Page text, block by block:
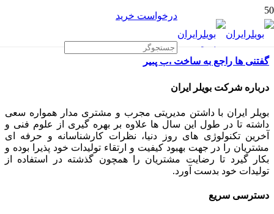
درخواست خرید
گفتنی ها راجع به ساخت آب پنیر
درباره شرکت بویلر ایران
بویلر ایران با داشتن مدیریتی مجرب و مشتری مدار همواره سعی
داشته تا در طول این سال ها علاوه بر بهره گیری از علوم فنی و
آخرین تکنولوژی های روز دنیا، نظرات کارشناسانه و حرفه ای
مشتریان را در جهت بهبود کیفیت و ارتقاء تولیدات خود پذیرا بوده و
بکار گیرد تا رضایت مشتریان را همچون گذشته در استفاده از
تولیدات خود بدست آورد.
دسترسی سریع